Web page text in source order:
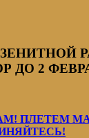
ДО 2
ПЛЕТЕМ